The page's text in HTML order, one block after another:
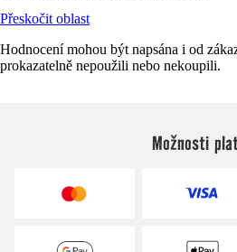
Přeskočit oblast
Hodnocení mohou být napsána i od
prokazatelně nepoužili nebo nekoupili.
Možnosti